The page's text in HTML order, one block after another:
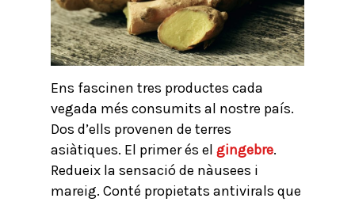
Ens fascinen tres productes cada
vegada més consumits al nostre país.
Dos d’ells provenen de terres
asiàtiques. El primer és el gingebre.
Redueix la sensació de nàusees i
mareig. Conté propietats antivirals que